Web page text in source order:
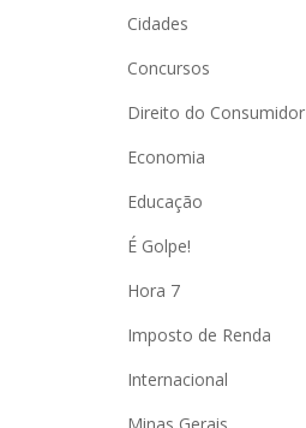
Cidades
Concursos
Direito do Consumidor
Economia
Educação
É Golpe!
Hora 7
Imposto de Renda
Internacional